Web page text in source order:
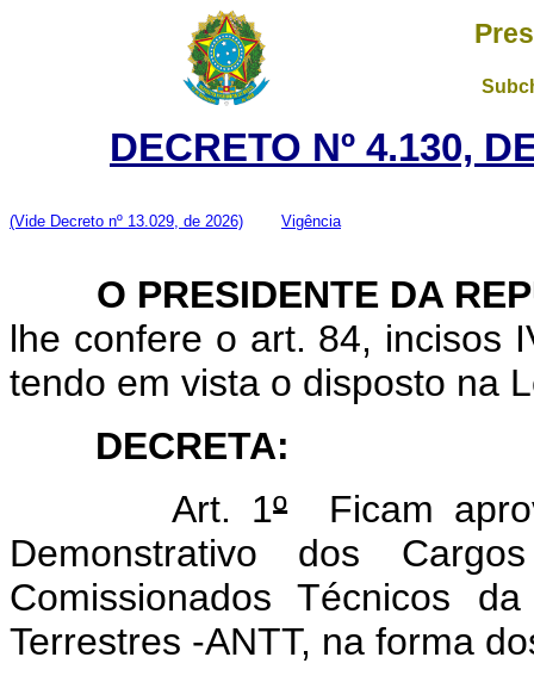
DECRETO Nº 4.130,
(Vide Decreto nº 13.029, de 2026) Vigência
O PRESIDENTE DA
lhe confere o art. 84, incisos
tendo em vista o disposto na
DECRETA:
Art. 1ºFicam
Demonstrativo dos
Comissionados Técnicos
Terrestres -ANTT, na forma